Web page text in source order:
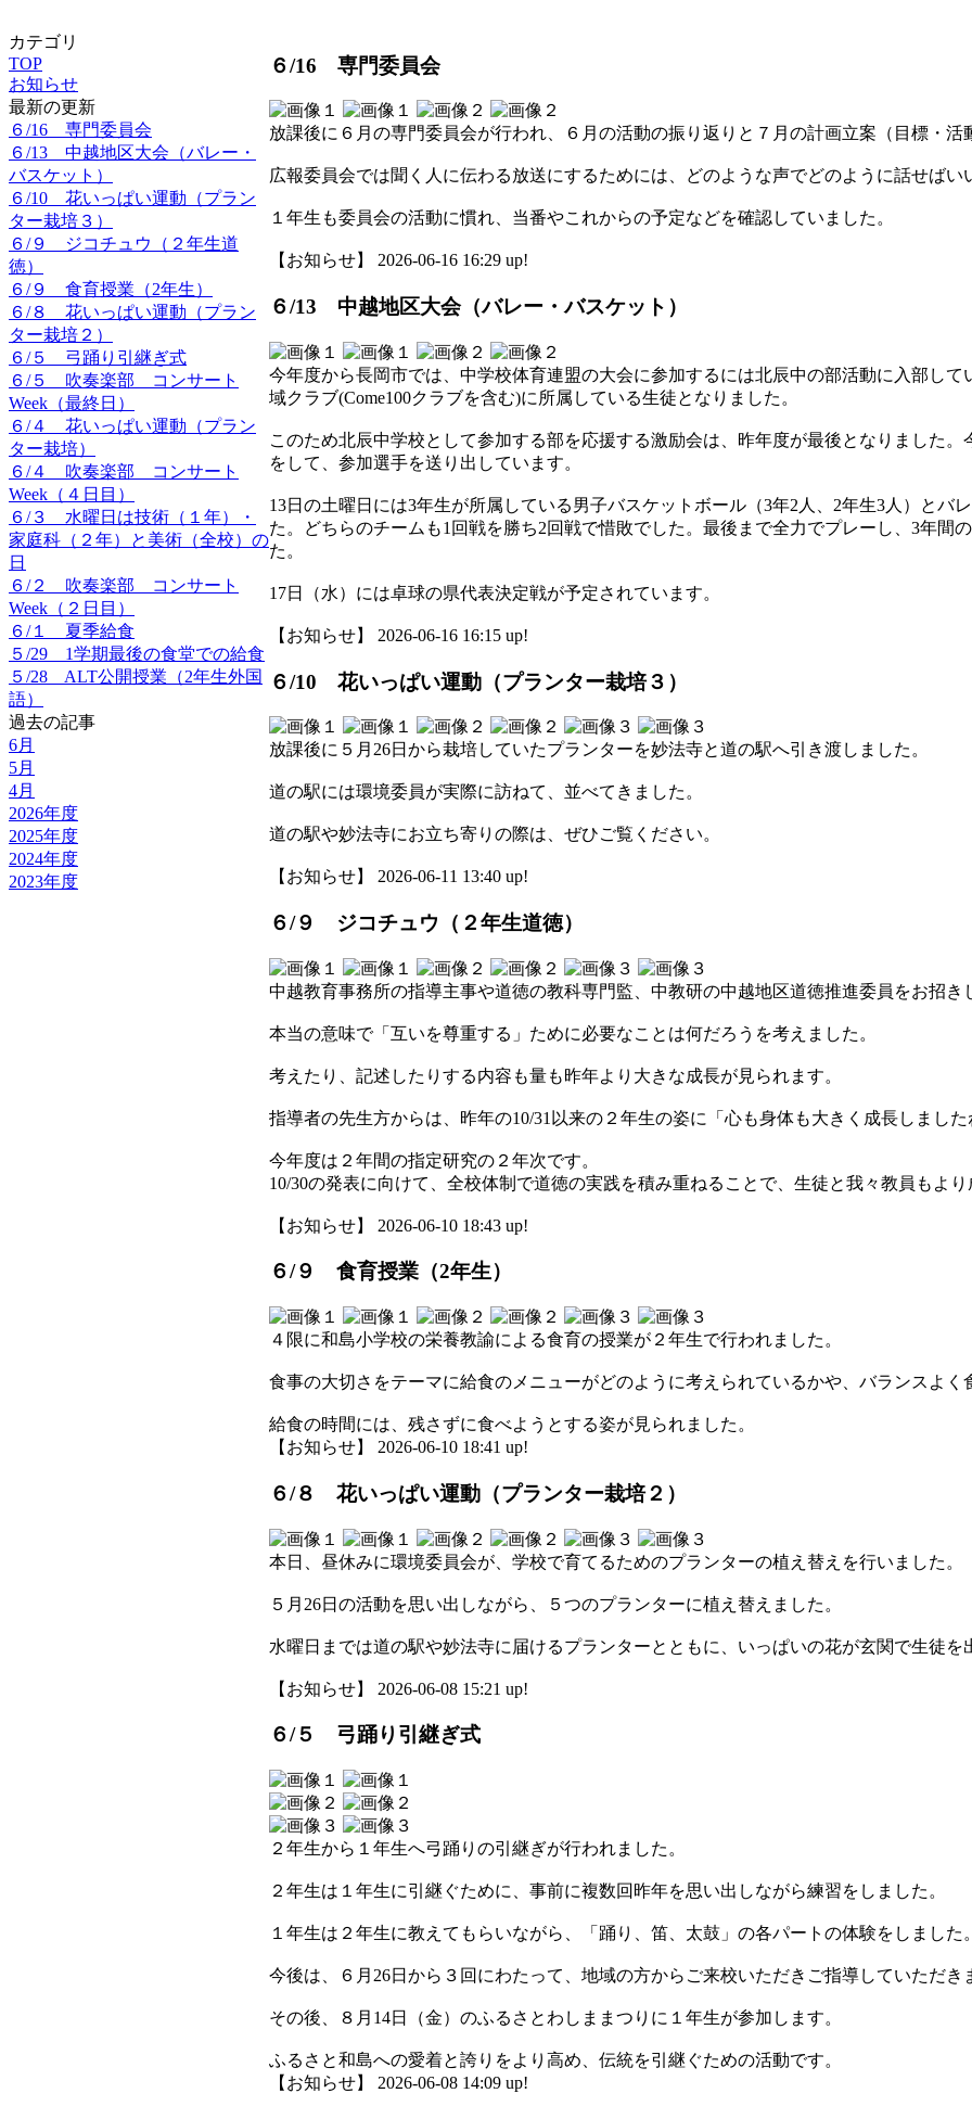
カテゴリ
TOP
お知らせ
最新の更新
６/16 専門委員会
６/13 中越地区大会（バレー・
バスケット）
６/10 花いっぱい運動（プラン
ター栽培３）
６/９ ジコチュウ（２年生道
徳）
６/９ 食育授業（2年生）
６/８ 花いっぱい運動（プラン
ター栽培２）
６/５ 弓踊り引継ぎ式
６/５ 吹奏楽部 コンサート
Week（最終日）
６/４ 花いっぱい運動（プラン
ター栽培）
６/４ 吹奏楽部 コンサート
Week（４日目）
６/３ 水曜日は技術（１年）・
家庭科（２年）と美術（全校）の
日
６/２ 吹奏楽部 コンサート
Week（２日目）
６/１ 夏季給食
５/29 1学期最後の食堂での給食
５/28 ALT公開授業（2年生外国
語）
過去の記事
6月
5月
4月
2026年度
2025年度
2024年度
2023年度
６/16 専門委員会
放課後に６月の専門委員会が行われ、６月の活動の振り返りと７月の計画立案（目標・活
広報委員会では聞く人に伝わる放送にするためには、どのような声でどのように話せば
１年生も委員会の活動に慣れ、当番やこれからの予定などを確認していました。
【お知らせ】 2026-06-16 16:29 up!
６/13 中越地区大会（バレー・バスケット）
今年度から長岡市では、中学校体育連盟の大会に参加するには北辰中の部活動に入部し
域クラブ(Come100クラブを含む)に所属している生徒となりました。
このため北辰中学校として参加する部を応援する激励会は、昨年度が最後となりました
をして、参加選手を送り出しています。
13日の土曜日には3年生が所属している男子バスケットボール（3年2人、2年生3人）とバ
た。どちらのチームも1回戦を勝ち2回戦で惜敗でした。最後まで全力でプレーし、3年間
た。
17日（水）には卓球の県代表決定戦が予定されています。
【お知らせ】 2026-06-16 16:15 up!
６/10 花いっぱい運動（プランター栽培３）
放課後に５月26日から栽培していたプランターを妙法寺と道の駅へ引き渡しました。
道の駅には環境委員が実際に訪ねて、並べてきました。
道の駅や妙法寺にお立ち寄りの際は、ぜひご覧ください。
【お知らせ】 2026-06-11 13:40 up!
６/９ ジコチュウ（２年生道徳）
中越教育事務所の指導主事や道徳の教科専門監、中教研の中越地区道徳推進委員をお招
本当の意味で「互いを尊重する」ために必要なことは何だろうを考えました。
考えたり、記述したりする内容も量も昨年より大きな成長が見られます。
指導者の先生方からは、昨年の10/31以来の２年生の姿に「心も身体も大きく成長しまし
今年度は２年間の指定研究の２年次です。
10/30の発表に向けて、全校体制で道徳の実践を積み重ねることで、生徒と我々教員もよ
【お知らせ】 2026-06-10 18:43 up!
６/９ 食育授業（2年生）
４限に和島小学校の栄養教諭による食育の授業が２年生で行われました。
食事の大切さをテーマに給食のメニューがどのように考えられているかや、バランスよ
給食の時間には、残さずに食べようとする姿が見られました。
【お知らせ】 2026-06-10 18:41 up!
６/８ 花いっぱい運動（プランター栽培２）
本日、昼休みに環境委員会が、学校で育てるためのプランターの植え替えを行いました。
５月26日の活動を思い出しながら、５つのプランターに植え替えました。
水曜日までは道の駅や妙法寺に届けるプランターとともに、いっぱいの花が玄関で生徒を
【お知らせ】 2026-06-08 15:21 up!
６/５ 弓踊り引継ぎ式
２年生から１年生へ弓踊りの引継ぎが行われました。
２年生は１年生に引継ぐために、事前に複数回昨年を思い出しながら練習をしました。
１年生は２年生に教えてもらいながら、「踊り、笛、太鼓」の各パートの体験をしました
今後は、６月26日から３回にわたって、地域の方からご来校いただきご指導していただき
その後、８月14日（金）のふるさとわしままつりに１年生が参加します。
ふるさと和島への愛着と誇りをより高め、伝統を引継ぐための活動です。
【お知らせ】 2026-06-08 14:09 up!